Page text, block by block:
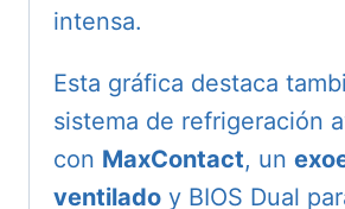
intensa.
Esta gráfica destaca
sistema de refrigeración
con MaxContact, un
ventilado y BIOS Dual